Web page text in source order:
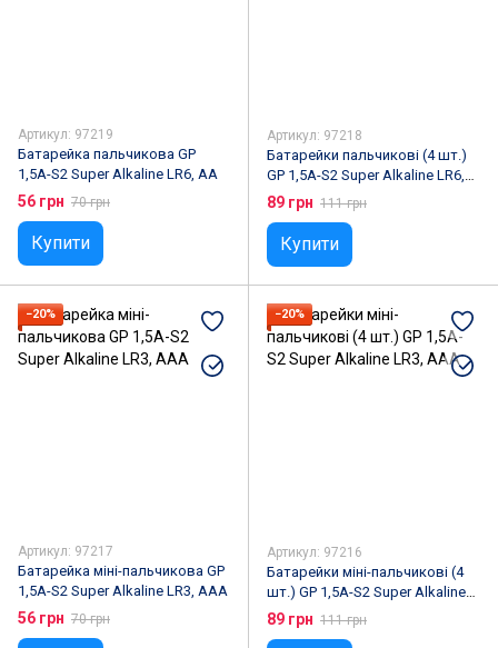
Артикул: 97219
Батарейка пальчикова GP
1,5A-S2 Super Alkaline LR6, AA
56 грн 70 грн
Купити
Артикул: 97218
Батарейки пальчикові (4 шт.)
GP 1,5A-S2 Super Alkaline LR6,
AA
89 грн 111 грн
Купити
−20%
Артикул: 97217
Батарейка міні-пальчикова GP
1,5A-S2 Super Alkaline LR3, AAА
56 грн 70 грн
−20%
Артикул: 97216
Батарейки міні-пальчикові (4
шт.) GP 1,5A-S2 Super Alkaline
LR3, AAА
89 грн 111 грн